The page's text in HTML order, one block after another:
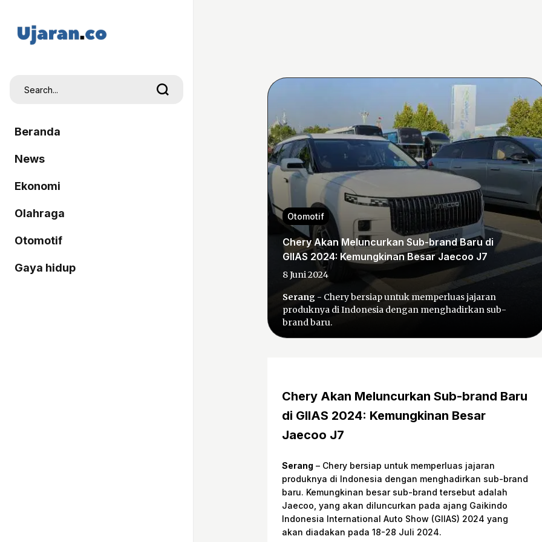
Beranda
News
Ekonomi
Olahraga
Otomotif
Gaya hidup
Otomotif
Chery Akan Meluncurkan Sub-brand Baru di
GIIAS 2024: Kemungkinan Besar Jaecoo J7
8 Juni 2024
Serang - Chery bersiap untuk memperluas jajaran
produknya di Indonesia dengan menghadirkan sub-
brand baru.
Chery Akan Meluncurkan Sub-brand Baru
di GIIAS 2024: Kemungkinan Besar
Jaecoo J7
Serang – Chery bersiap untuk memperluas jajaran
produknya di Indonesia dengan menghadirkan sub-brand
baru. Kemungkinan besar sub-brand tersebut adalah
Jaecoo, yang akan diluncurkan pada ajang Gaikindo
Indonesia International Auto Show (GIIAS) 2024 yang
akan diadakan pada 18-28 Juli 2024.